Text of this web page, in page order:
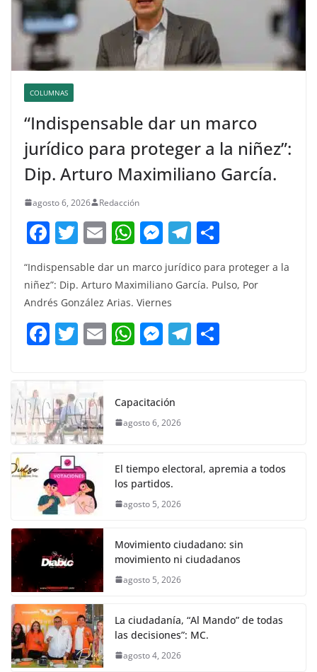
COLUMNAS
“Indispensable dar un marco
jurídico para proteger a la niñez”:
Dip. Arturo Maximiliano García.
agosto 6, 2026 Redacción
F
c
e
b
o
k
T
w
itt
er
E
ai
l
W
at
s
A
p
M
e
ss
e
n
g
T
e
a
m
m
“Indispensable dar un marco jurídico para proteger a la
niñez”: Dip. Arturo Maximiliano García. Pulso, Por
Andrés González Arias. Viernes
F
c
e
b
o
o
k
T
itt
er
E W
s
A
p
M
e
n
er
T
Capacitación
agosto 6, 2026
El tiempo electoral, apremia a todos
los partidos.
agosto 5, 2026
Movimiento ciudadano: sin
movimiento ni ciudadanos
agosto 5, 2026
La ciudadanía, “Al Mando” de todas
las decisiones”: MC.
agosto 4, 2026